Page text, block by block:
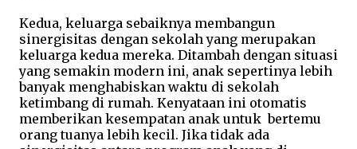
Kedua, keluarga sebaiknya membangun
sinergisitas dengan sekolah yang merupakan
keluarga kedua mereka. Ditambah dengan situasi
yang semakin modern ini, anak sepertinya lebih
banyak menghabiskan waktu di sekolah
ketimbang di rumah. Kenyataan ini otomatis
memberikan kesempatan anak untuk bertemu
orang tuanya lebih kecil. Jika tidak ada